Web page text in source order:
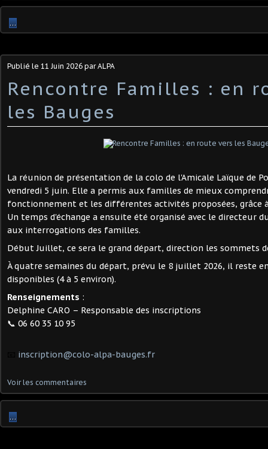
…
Publié le 11 Juin 2026 par ALPA
Rencontre Familles : en
les Bauges
La réunion de présentation de la colo de l'Amicale Laïque de
vendredi 5 juin. Elle a permis aux familles de mieux
fonctionnement et les différentes activités proposées, grâce
Un temps d'échange a ensuite été organisé avec le directeur
aux interrogations des familles.
Début Juillet, ce sera le grand départ, direction les sommets
À quatre semaines du départ, prévu le 8 juillet 2026, il reste
disponibles (4 à 5 environ).
Renseignements :
Delphine CARO – Responsable des inscriptions
📞 06 60 35 10 95
inscription@colo-alpa-bauges.fr
Voir les commentaires
…